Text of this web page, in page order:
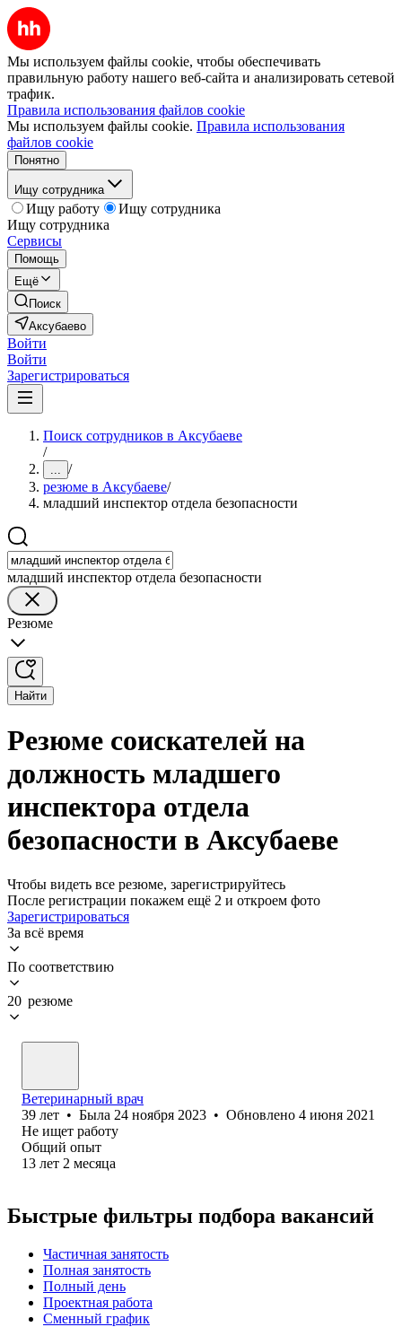
Мы используем файлы cookie, чтобы обеспечивать
правильную работу нашего веб-сайта и анализировать сетевой
трафик.
Правила использования файлов cookie
Мы используем файлы cookie. Правила использования
файлов cookie
Понятно
Ищу сотрудника
Ищу работу
Ищу сотрудника
Ищу сотрудника
Сервисы
Помощь
Ещё
Поиск
Аксубаево
Войти
Войти
Зарегистрироваться
Поиск сотрудников в Аксубаеве
/
... /
резюме в Аксубаеве/
младший инспектор отдела безопасности
младший инспектор отдела безопасности
Резюме
Найти
Резюме соискателей на
должность младшего
инспектора отдела
безопасности в Аксубаеве
Чтобы видеть все резюме, зарегистрируйтесь
После регистрации покажем ещё 2 и откроем фото
Зарегистрироваться
За всё время
По соответствию
20 резюме
Ветеринарный врач
39 лет • Была 24 ноября 2023 • Обновлено 4 июня 2021
Не ищет работу
Общий опыт
13 лет 2 месяца
Быстрые фильтры подбора вакансий
Частичная занятость
Полная занятость
Полный день
Проектная работа
Сменный график